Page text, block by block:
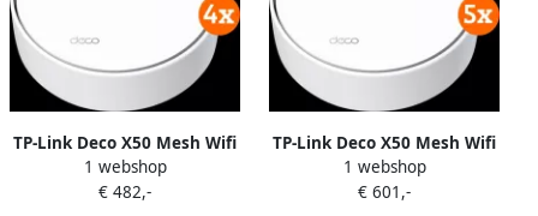
TP-Link Deco X50 Mesh Wifi
6 PoE 4-Pack
1 webshop
€ 482,-
TP-Link Deco X50 Mesh Wifi
6 PoE 5-Pack
1 webshop
€ 601,-